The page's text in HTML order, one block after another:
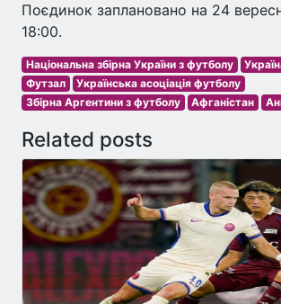
Поєдинок заплановано на 24
18:00.
Національна збірна України з футболу
Футзал
Українська асоціація футболу
Збірна Аргентини з футболу
Афганістан
Related posts